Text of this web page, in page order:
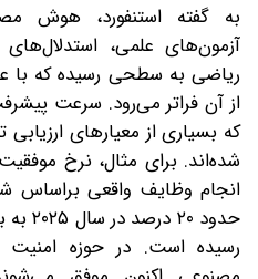
به گفته استنفورد، هوش
آزمون‌های علمی،
ریاضی به سطحی رسیده که با
از آن فراتر می‌رود. سرعت
که بسیاری از معیارهای
شده‌اند. برای مثال، نرخ
رسیده است. در حوزه